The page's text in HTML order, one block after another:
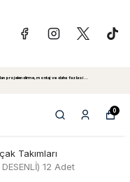
projelendirme, montaj ve daha fazlasi...
0
Takımları
12 Adet